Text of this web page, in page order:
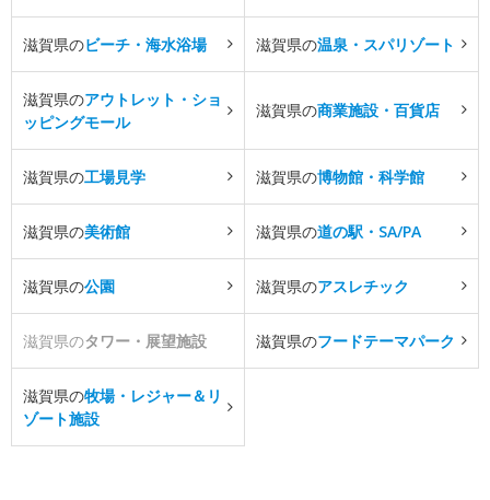
滋賀県のビーチ・海水浴場 滋賀県の温泉・スパリゾート
滋賀県のアウトレット・ショ
ッピングモール
滋賀県の商業施設・百貨店
滋賀県の工場見学 滋賀県の博物館・科学館
滋賀県の美術館 滋賀県の道の駅・SA/PA
滋賀県の公園 滋賀県のアスレチック
滋賀県のタワー・展望施設 滋賀県のフードテーマパーク
滋賀県の牧場・レジャー＆リ
ゾート施設